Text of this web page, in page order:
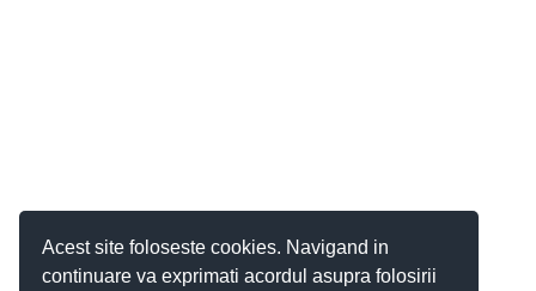
Acest site foloseste cookies. Navigand in
continuare va exprimati acordul asupra folosirii